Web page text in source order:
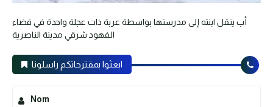
أب ينقل ابنته إلى مدرستها بواسطة عربة ذات عجلة واحدة في قضاء
الفهود شرقي مدينة الناصرية
ابعثوا بمقترحاتكم راسلونا
Nom